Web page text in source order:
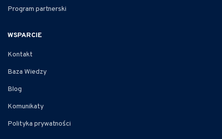
Program partnerski
WSPARCIE
Kontakt
Baza Wiedzy
Blog
Komunikaty
Polityka prywatności